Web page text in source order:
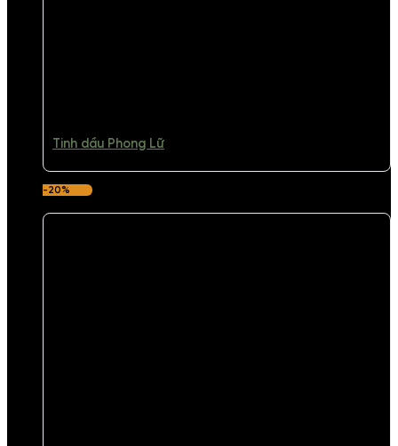
Tinh dầu Phong Lữ
-20%